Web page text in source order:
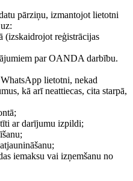
pārziņu, izmantojot lietotni
(izskaidrojot reģistrācijas
par OANDA darbību.
lietotni, nekad
kā arī neattiecas, cita starpā,
ar darījumu izpildi;
iemaksu vai izņemšanu no